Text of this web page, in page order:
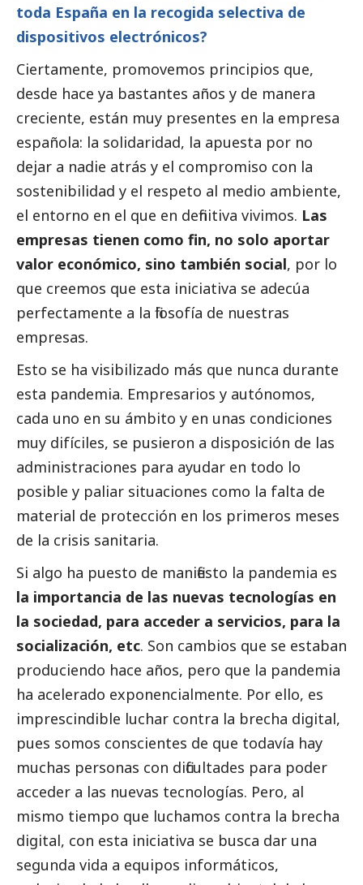
toda España en la recogida selectiva de
dispositivos electrónicos?
Ciertamente, promovemos principios que,
desde hace ya bastantes años y de manera
creciente, están muy presentes en la empresa
española: la solidaridad, la apuesta por no
dejar a nadie atrás y el compromiso con la
sostenibilidad y el respeto al medio ambiente,
el entorno en el que en definitiva vivimos. Las
empresas tienen como fin, no solo aportar
valor económico, sino también social, por lo
que creemos que esta iniciativa se adecúa
perfectamente a la filosofía de nuestras
empresas.
Esto se ha visibilizado más que nunca durante
esta pandemia. Empresarios y autónomos,
cada uno en su ámbito y en unas condiciones
muy difíciles, se pusieron a disposición de las
administraciones para ayudar en todo lo
posible y paliar situaciones como la falta de
material de protección en los primeros meses
de la crisis sanitaria.
Si algo ha puesto de manifiesto la pandemia es
la importancia de las nuevas tecnologías en
la sociedad, para acceder a servicios, para la
socialización, etc. Son cambios que se estaban
produciendo hace años, pero que la pandemia
ha acelerado exponencialmente. Por ello, es
imprescindible luchar contra la brecha digital,
pues somos conscientes de que todavía hay
muchas personas con dificultades para poder
acceder a las nuevas tecnologías. Pero, al
mismo tiempo que luchamos contra la brecha
digital, con esta iniciativa se busca dar una
segunda vida a equipos informáticos,